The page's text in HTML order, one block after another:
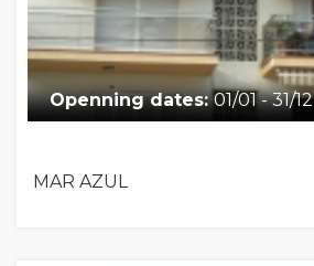
Openning dates:01/01 - 31/12
MAR AZUL